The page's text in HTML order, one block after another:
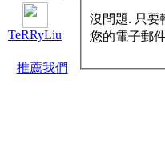
TeRRyLiu
推薦我們
沒問題. 只要
您的電子郵